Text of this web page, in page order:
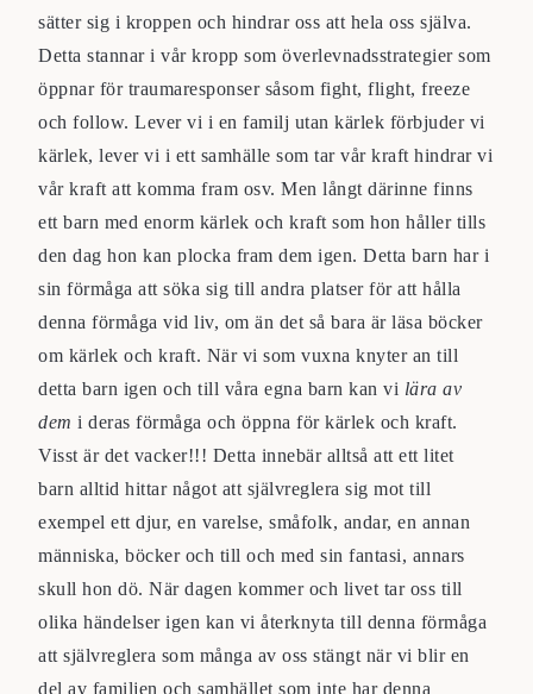
sätter sig i kroppen och hindrar oss att hela oss själva.
Detta stannar i vår kropp som överlevnadsstrategier som
öppnar för traumaresponser såsom fight, flight, freeze
och follow. Lever vi i en familj utan kärlek förbjuder vi
kärlek, lever vi i ett samhälle som tar vår kraft hindrar vi
vår kraft att komma fram osv. Men långt därinne finns
ett barn med enorm kärlek och kraft som hon håller tills
den dag hon kan plocka fram dem igen. Detta barn har i
sin förmåga att söka sig till andra platser för att hålla
denna förmåga vid liv, om än det så bara är läsa böcker
om kärlek och kraft. När vi som vuxna knyter an till
detta barn igen och till våra egna barn kan vi lära av
dem i deras förmåga och öppna för kärlek och kraft.
Visst är det vacker!!! Detta innebär alltså att ett litet
barn alltid hittar något att självreglera sig mot till
exempel ett djur, en varelse, småfolk, andar, en annan
människa, böcker och till och med sin fantasi, annars
skull hon dö. När dagen kommer och livet tar oss till
olika händelser igen kan vi återknyta till denna förmåga
att självreglera som många av oss stängt när vi blir en
del av familjen och samhället som inte har denna